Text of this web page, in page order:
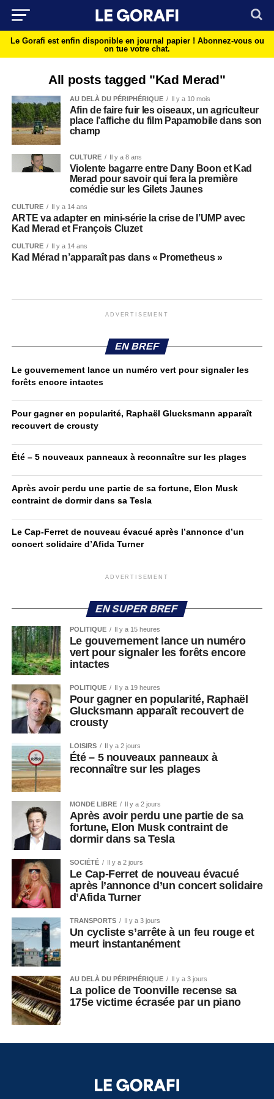
Le Gorafi est enfin disponible en journal papier ! Abonnez-vous ou
on tue votre chat.
All posts tagged "Kad Merad"
AU DELÀ DU PÉRIPHÉRIQUE Il y a 10 mois
Afin de faire fuir les oiseaux, un agriculteur
place l’affiche du film Papamobile dans son
champ
CULTURE Il y a 8 ans
Violente bagarre entre Dany Boon et Kad
Merad pour savoir qui fera la première
comédie sur les Gilets Jaunes
CULTURE Il y a 14 ans
ARTE va adapter en mini-série la crise de l’UMP avec
Kad Merad et François Cluzet
CULTURE Il y a 14 ans
Kad Mérad n’apparaît pas dans « Prometheus »
ADVERTISEMENT
EN BREF
Le gouvernement lance un numéro vert pour signaler les
forêts encore intactes
Pour gagner en popularité, Raphaël Glucksmann apparaît
recouvert de crousty
Été – 5 nouveaux panneaux à reconnaître sur les plages
Après avoir perdu une partie de sa fortune, Elon Musk
contraint de dormir dans sa Tesla
Le Cap-Ferret de nouveau évacué après l’annonce d’un
concert solidaire d’Afida Turner
ADVERTISEMENT
EN SUPER BREF
POLITIQUE Il y a 15 heures
Le gouvernement lance un numéro
vert pour signaler les forêts encore
intactes
POLITIQUE Il y a 19 heures
Pour gagner en popularité, Raphaël
Glucksmann apparaît recouvert de
crousty
LOISIRS Il y a 2 jours
Été – 5 nouveaux panneaux à
reconnaître sur les plages
MONDE LIBRE Il y a 2 jours
Après avoir perdu une partie de sa
fortune, Elon Musk contraint de
dormir dans sa Tesla
SOCIÉTÉ Il y a 2 jours
Le Cap-Ferret de nouveau évacué
après l’annonce d’un concert solidaire
d’Afida Turner
TRANSPORTS Il y a 3 jours
Un cycliste s’arrête à un feu rouge et
meurt instantanément
AU DELÀ DU PÉRIPHÉRIQUE Il y a 3 jours
La police de Toonville recense sa
175e victime écrasée par un piano